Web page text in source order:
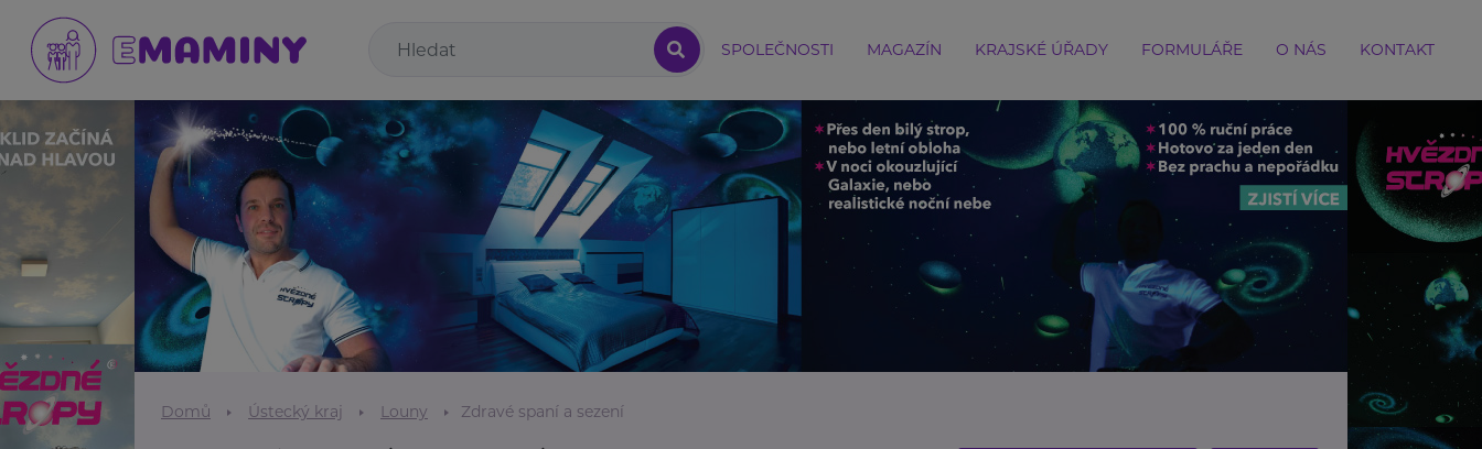
SPOLEČNOSTI MAGAZÍN KRAJSKÉ ÚŘADY FORMULÁŘE O NÁS KONTAKT
Domů Ústecký kraj Louny Zdravé spaní a sezení